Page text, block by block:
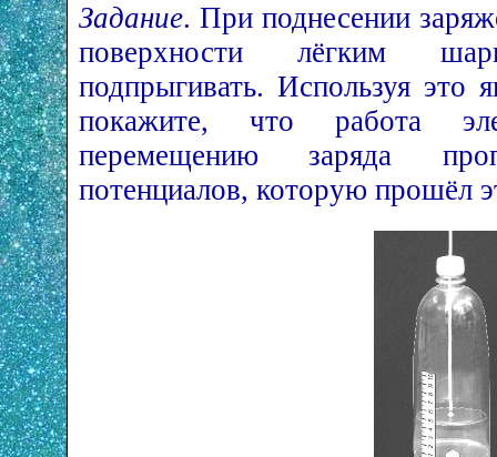
Задание. При поднесении
поверхности лёгким
подпрыгивать. Используя это
покажите, что работа
перемещению заряда
потенциалов, которую прошёл